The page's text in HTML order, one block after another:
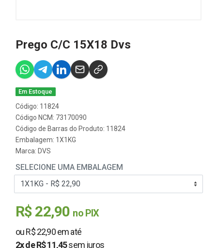
Prego C/C 15X18 Dvs
Em Estoque
Código: 11824
Código NCM: 73170090
Código de Barras do Produto: 11824
Embalagem: 1X1KG
Marca: DVS
SELECIONE UMA EMBALAGEM
R$ 22,90 no PIX
ou R$ 22,90 em até
2x de R$ 11,45sem juros